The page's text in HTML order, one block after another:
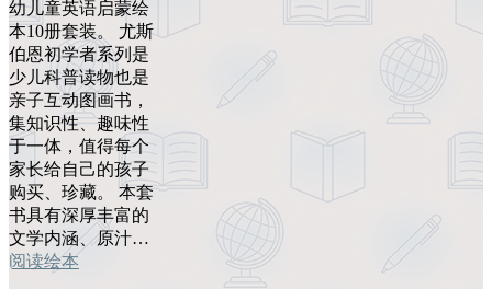
幼儿童英语启蒙绘
本10册套装。 尤斯
伯恩初学者系列是
少儿科普读物也是
亲子互动图画书，
集知识性、趣味性
于一体，值得每个
家长给自己的孩子
购买、珍藏。 本套
书具有深厚丰富的
文学内涵、原汁…
阅读绘本